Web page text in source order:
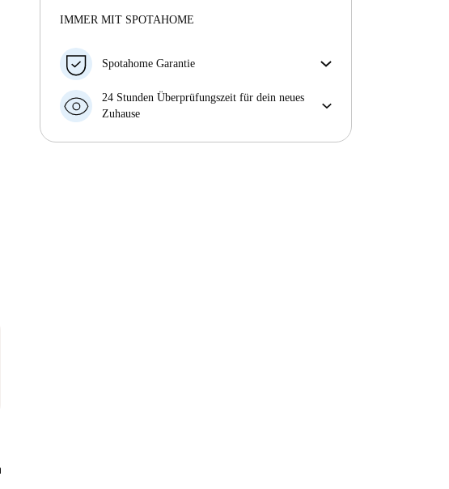
Mehr über diesen Vermieter
IMMER MIT SPOTAHOME
Spotahome Garantie
Falls der Vermieter deine Buchung kurzfristig
storniert, werden wir dir entweder A) ein Hotel
finden oder B) den gezahlten Betrag vollständig
24 Stunden Überprüfungszeit für dein neues
Zuhause